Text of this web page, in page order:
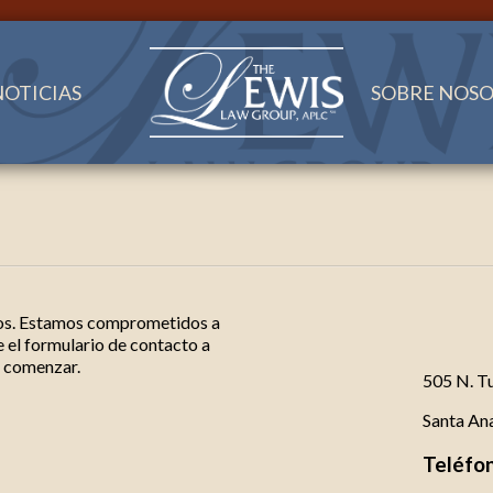
SOBRE
Estamos comprometidos a
el formulario de contacto a
505 N.
Santa